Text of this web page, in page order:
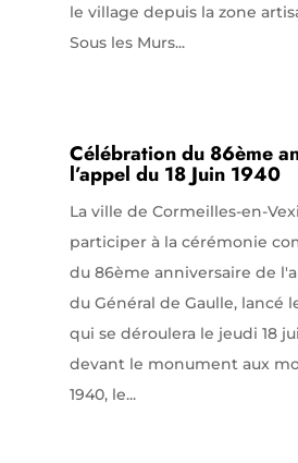
le village depuis la zone
Sous les Murs...
Célébration du 86ème
l’appel du 18 Juin 1940
La ville de Cormeilles-en-
participer à la cérémonie
du 86ème anniversaire de
du Général de Gaulle, lancé
qui se déroulera le jeudi 18
devant le monument aux
1940, le...